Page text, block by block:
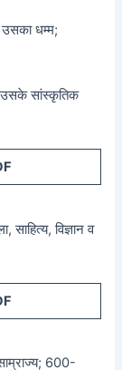
उसका धम्म;
उसके सांस्कृतिक
विज्ञान व
600-